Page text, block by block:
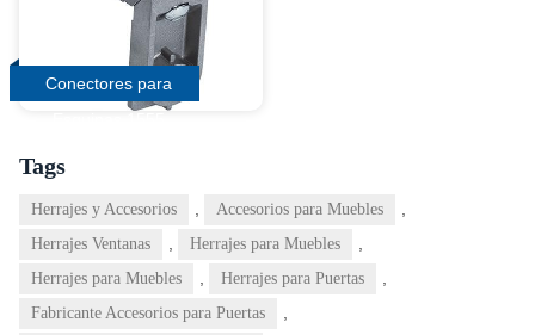
Conectores para
Tags
Herrajes y Accesorios Accesorios para Muebles
Herrajes Ventanas Herrajes para Muebles
Herrajes para Muebles Herrajes para Puertas
Fabricante Accesorios para Puertas